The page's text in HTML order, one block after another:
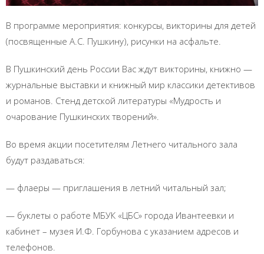
В программе мероприятия: конкурсы, викторины для детей
(посвященные А.С. Пушкину), рисунки на асфальте.
В Пушкинский день России Вас ждут викторины, книжно —
журнальные выставки и книжный мир классики детективов
и романов. Стенд детской литературы «Мудрость и
очарование Пушкинских творений».
Во время акции посетителям Летнего читального зала
будут раздаваться:
— флаеры — приглашения в летний читальный зал;
— буклеты о работе МБУК «ЦБС» города Ивантеевки и
кабинет – музея И.Ф. Горбунова с указанием адресов и
телефонов.